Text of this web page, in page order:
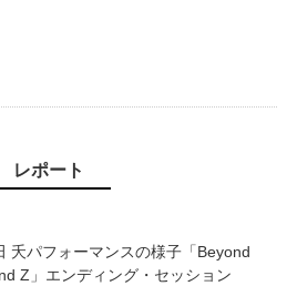
レポート
夭パフォーマンスの様子「Beyond
Z」エンディング・セッション